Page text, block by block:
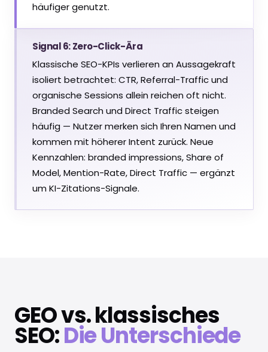
häufiger genutzt.
Signal 6: Zero-Click-Ära
Klassische SEO-KPIs verlieren an Aussagekraft
isoliert betrachtet: CTR, Referral-Traffic und
organische Sessions allein reichen oft nicht.
Branded Search und Direct Traffic steigen
häufig — Nutzer merken sich Ihren Namen und
kommen mit höherer Intent zurück. Neue
Kennzahlen: branded impressions, Share of
Model, Mention-Rate, Direct Traffic — ergänzt
um KI-Zitations-Signale.
GEO vs. klassisches
SEO:Die Unterschiede